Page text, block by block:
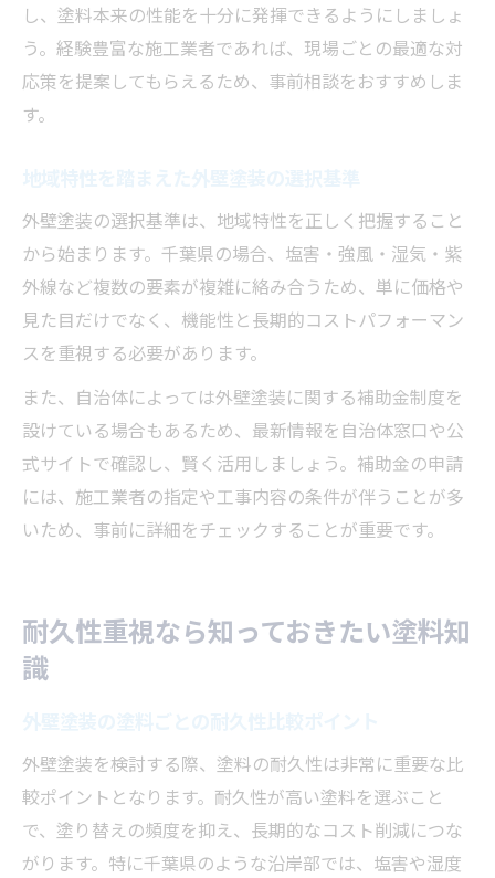
し、塗料本来の性能を十分に発揮できるようにしましょ
う。経験豊富な施工業者であれば、現場ごとの最適な対
応策を提案してもらえるため、事前相談をおすすめしま
す。
外壁塗装の選択基準は、地域特性を正しく把握すること
から始まります。千葉県の場合、塩害・強風・湿気・紫
外線など複数の要素が複雑に絡み合うため、単に価格や
見た目だけでなく、機能性と長期的コストパフォーマン
スを重視する必要があります。
また、自治体によっては外壁塗装に関する補助金制度を
設けている場合もあるため、最新情報を自治体窓口や公
式サイトで確認し、賢く活用しましょう。補助金の申請
には、施工業者の指定や工事内容の条件が伴うことが多
いため、事前に詳細をチェックすることが重要です。
耐久性重視なら知っておきたい塗料知
識
外壁塗装を検討する際、塗料の耐久性は非常に重要な比
較ポイントとなります。耐久性が高い塗料を選ぶこと
で、塗り替えの頻度を抑え、長期的なコスト削減につな
がります。特に千葉県のような沿岸部では、塩害や湿度